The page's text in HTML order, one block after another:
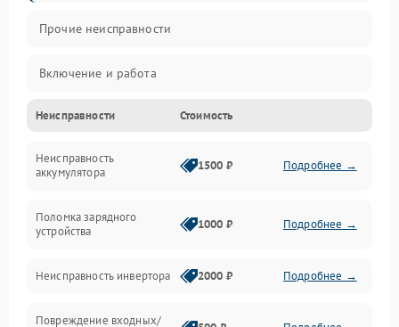
Прочие неисправности
Включение и работа
Работа с нагрузкой
Звук и индикация
Неисправности Стоимость
Неисправность
аккумулятора
1500 ₽ Подробнее →
Поломка зарядного
устройства
1000 ₽ Подробнее →
Неисправность инвертора 2000 ₽ Подробнее →
Повреждение входных/